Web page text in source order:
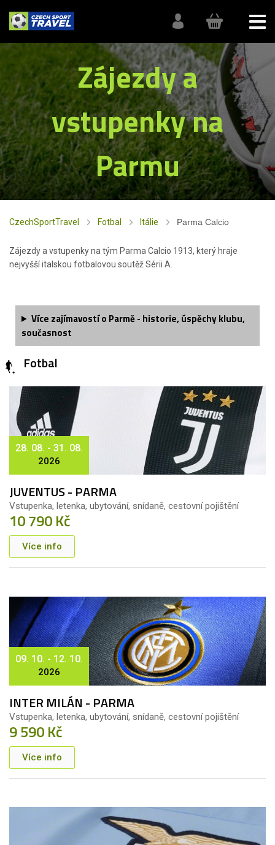
Zájezdy a
vstupenky na
Parmu
CzechSportTravel Fotbal Itálie Parma Calcio
Zájezdy a vstupenky na tým Parma Calcio 1913, který hraje
nejvyšší italskou fotbalovou soutěž Sérii A.
Více zajímavostí o Parmě - historie, úspěchy klubu,
současnost
Fotbal
28. 08. - 31. 08.
2026
JUVENTUS - PARMA
Vstupenka, letenka, ubytování, snídaně, cestovní pojištění
10 790 Kč
Více info
09. 10. - 12. 10.
2026
INTER MILÁN - PARMA
Vstupenka, letenka, ubytování, snídaně, cestovní pojištění
9 590 Kč
Více info